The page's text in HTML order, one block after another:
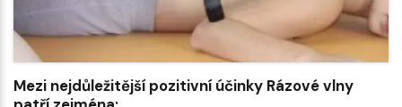
Mezi nejdůležitější pozitivní účinky Rázové vlny